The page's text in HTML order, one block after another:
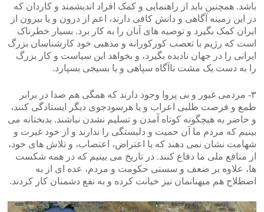
باشد. همچنین باید از راهنمایی و کمک افراد اندیشمند و کاردان که
در این زمینه آگاهی و دانش کافی دارند، اعم از درون و یا بیرون از
ایران کمک بگیرد و توصیه های آنان را به کار برد. بسیار خطرناک
است که رژیم با تعصب کورکورانه و مذهبی خود کارشناسان بزرگ
ایرانی را در جهان نادیده بگیرد، و بخواهد این سیاست و کار بزرگ
را به دست یک مشت ناآگاه سپاهی و یا بسیجی بسپارد.
۳- مردمی غیور و بی پروا وجود دارند که همگی هم صدا در برابر
طمع و فرصت طلبی اعراب و یا هرسودجوی دیگر ایستادگی کنند،
و حاضر به هیچگونه کوتاه آمدن و تسلیم نشدن نباشند. بدبختانه می
بینیم که مردم ما آن حمیت و دلبستگی را ندارند و از خود غیرت و
شهامت نشان نمی دهند که با اعتراض، اعتصاب، و تلاش های خود،
از منافع ملی ما دفاع کنند. در تاریخ می بینیم که در همه شکست
ها، علاوه بر ضعف و سستی حکومت و مردم، عده ای از به
اصطلاح هم میهنانمان نیز خیانت کرده و به نفع دشمنان کار کردند.